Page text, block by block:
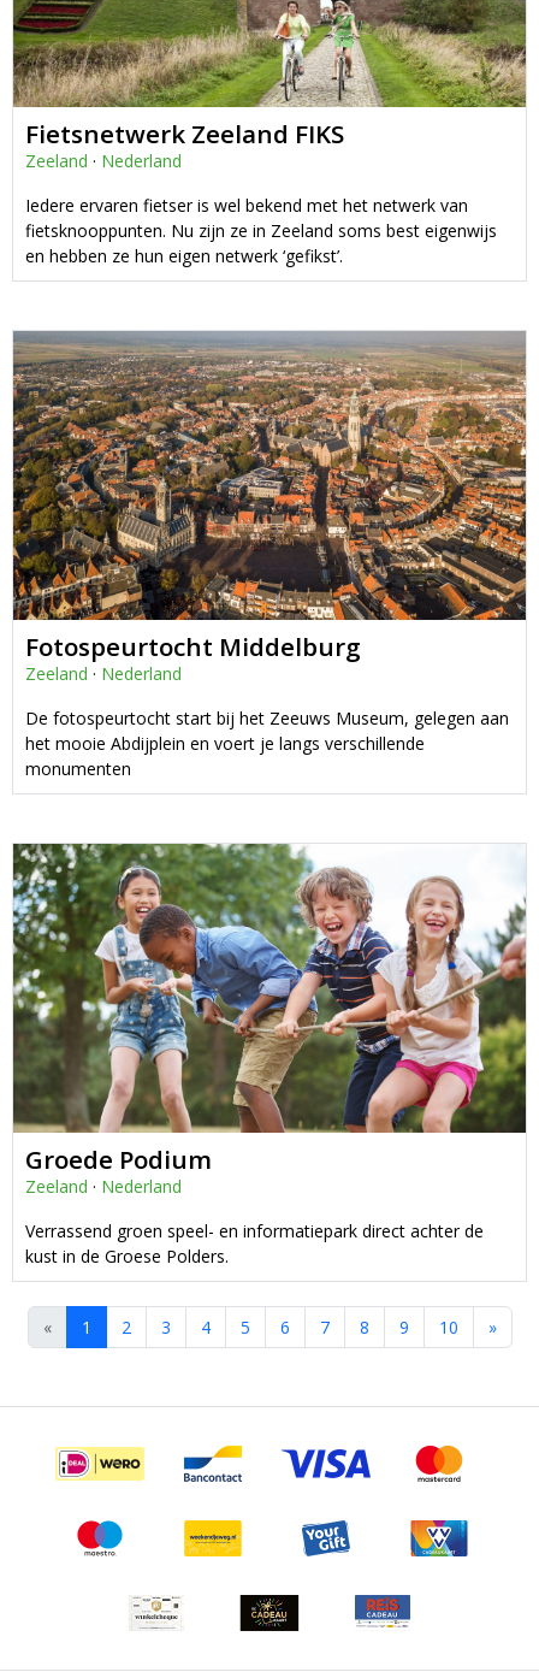
Fietsnetwerk Zeeland FIKS
Zeeland · Nederland
Iedere ervaren fietser is wel bekend met het netwerk van
fietsknooppunten. Nu zijn ze in Zeeland soms best eigenwijs
en hebben ze hun eigen netwerk ‘gefikst’.
Fotospeurtocht Middelburg
Zeeland · Nederland
De fotospeurtocht start bij het Zeeuws Museum, gelegen aan
het mooie Abdijplein en voert je langs verschillende
monumenten
Groede Podium
Zeeland · Nederland
Verrassend groen speel- en informatiepark direct achter de
kust in de Groese Polders.
« 1 2 3 4 5 6 7 8 9 10 »